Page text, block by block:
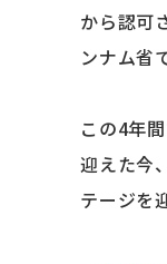
から認可
ンナム省
この4年
迎えた今
テージを